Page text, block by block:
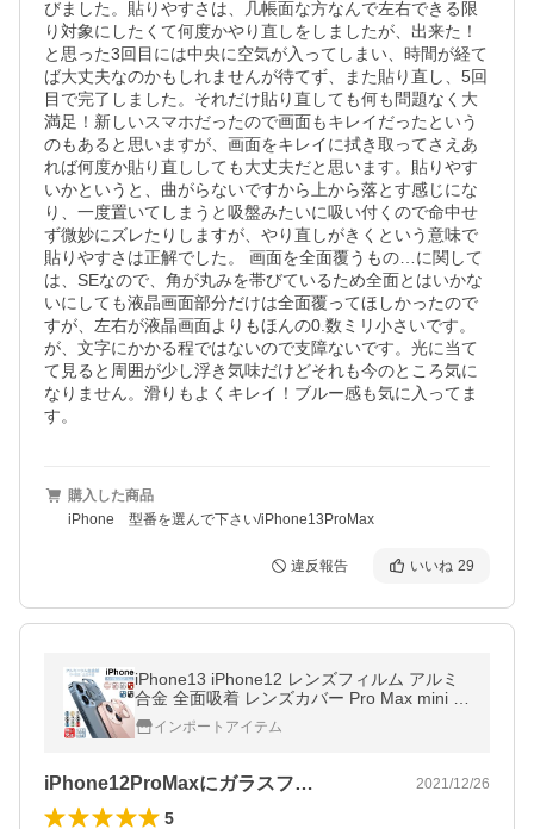
びました。貼りやすさは、几帳面な方なんで左右できる限
り対象にしたくて何度かやり直しをしましたが、出来た！
と思った3回目には中央に空気が入ってしまい、時間が経て
ば大丈夫なのかもしれませんが待てず、また貼り直し、5回
目で完了しました。それだけ貼り直しても何も問題なく大
満足！新しいスマホだったので画面もキレイだったという
のもあると思いますが、画面をキレイに拭き取ってさえあ
れば何度か貼り直ししても大丈夫だと思います。貼りやす
いかというと、曲がらないですから上から落とす感じにな
り、一度置いてしまうと吸盤みたいに吸い付くので命中せ
ず微妙にズレたりしますが、やり直しがきくという意味で
貼りやすさは正解でした。 画面を全面覆うもの…に関して
は、SEなので、角が丸みを帯びているため全面とはいかな
いにしても液晶画面部分だけは全面覆ってほしかったので
すが、左右が液晶画面よりもほんの0.数ミリ小さいです。
が、文字にかかる程ではないので支障ないです。光に当て
て見ると周囲が少し浮き気味だけどそれも今のところ気に
なりません。滑りもよくキレイ！ブルー感も気に入ってま
す。
購入した商品
iPhone 型番を選んで下さい/iPhone13ProMax
違反報告 いいね 29
iPhone13 iPhone12 レンズフィルム アルミ
合金 全面吸着 レンズカバー Pro Max mini 全
面保護 アルミ保護シート 飛散防止
インポートアイテム
iPhone12ProMaxにガラスフ… 2021/12/26
5